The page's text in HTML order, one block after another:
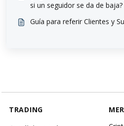
si un seguidor se da de baja?
Guía para referir Clientes y
TRADING